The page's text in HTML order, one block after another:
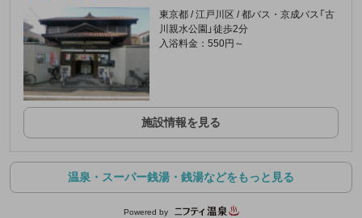
東京都 / 江戸川区 / 都バス・京成バス「古
川親水公園」徒歩2分
入浴料金：550円～
施設情報を見る
温泉・スーパー銭湯・銭湯などをもっと見る
Powered by